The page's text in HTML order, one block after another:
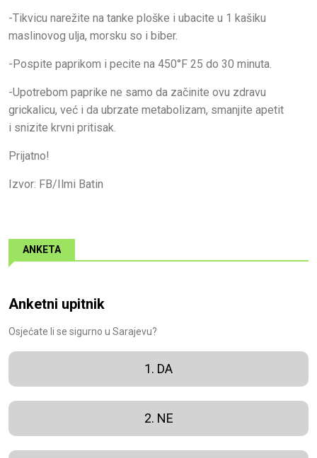
-Tikvicu narežite na tanke ploške i ubacite u 1 kašiku
maslinovog ulja, morsku so i biber.
-Pospite paprikom i pecite na 450°F 25 do 30 minuta.
-Upotrebom paprike ne samo da začinite ovu zdravu
grickalicu, već i da ubrzate metabolizam, smanjite apetit
i snizite krvni pritisak.
Prijatno!
Izvor: FB/Ilmi Batin
ANKETA
Anketni upitnik
Osjećate li se sigurno u Sarajevu?
1. DA
2. NE